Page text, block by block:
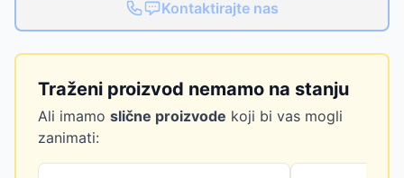
Kontaktirajte nas
Traženi proizvod nemamo na stanju
Ali imamo slične proizvode koji bi vas mogli
zanimati: